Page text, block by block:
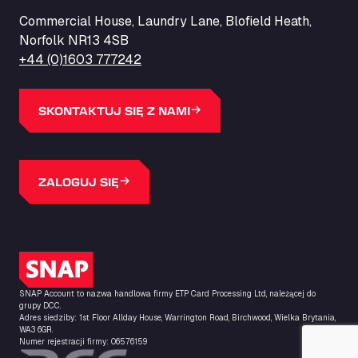
Barneys Diner
A18 Melton Ross Road, DN38 6LB
Bars Logistics Ltd
Elm Farm Depot, CO6 1HU
Bartrums Haulage & Storage
A140, Langton Green, IP23 7HS
Bolstoen 9, 1046 AS
Basiq Truck Cleaning Echt
A.G. Bellstraat 35A, 7903 AD
Bathgate Truck & Car Wash
16 Inchmuir Road, EH48 2EP
Batim Truckstop
Lar Bck Z 7 Mennen, 8930
Commercial House, Laundry Lane, Blofield Heath,
Norfolk NR13 4SB
+44 (0)1603 777242
SKONTAKTUJ SIĘ Z NAMI
ZALOGUJ SIĘ
Logo SNAP
SNAP Account to nazwa handlowa firmy ETP Card Processing Ltd, należącej do
grupy DCC.
Adres siedziby: 1st Floor Allday House, Warrington Road, Birchwood, Wielka Brytania,
WA3 6GR.
Numer rejestracji firmy: 06576159